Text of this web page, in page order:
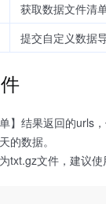
获取数据文件清
提交自定义数据
】结果返回的urls
的数据。
txt.gz文件，建议